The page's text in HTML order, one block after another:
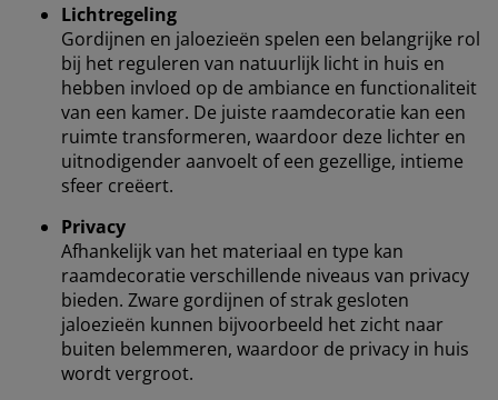
Lichtregeling
Gordijnen en jaloezieën spelen een belangrijke rol
bij het reguleren van natuurlijk licht in huis en
hebben invloed op de ambiance en functionaliteit
van een kamer. De juiste raamdecoratie kan een
ruimte transformeren, waardoor deze lichter en
uitnodigender aanvoelt of een gezellige, intieme
sfeer creëert.
Privacy
Afhankelijk van het materiaal en type kan
raamdecoratie verschillende niveaus van privacy
bieden. Zware gordijnen of strak gesloten
jaloezieën kunnen bijvoorbeeld het zicht naar
buiten belemmeren, waardoor de privacy in huis
wordt vergroot.